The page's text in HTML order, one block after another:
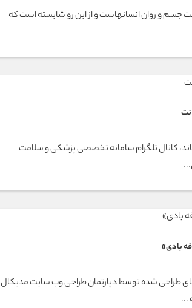
جسم و روان انسانهاست و از این رو شایسته است که
نت
کانال تلگرام سامانه تخصصی پزشکی و سلامت
بادی»
طراحی شده توسط دپارتمان طراحی وب سایت مدیکال
...